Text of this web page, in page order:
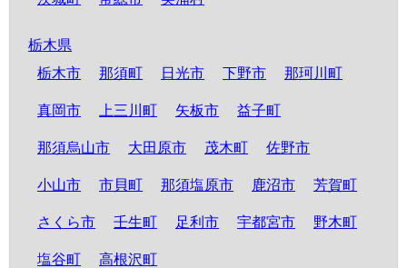
栃木県
栃木市
那須町 日光市 下野市 那珂川町
真岡市 上三川町 矢板市 益子町
那須烏山市 大田原市 茂木町 佐野市
小山市 市貝町 那須塩原市 鹿沼市 芳賀町
さくら市 壬生町 足利市 宇都宮市 野木町
塩谷町 高根沢町